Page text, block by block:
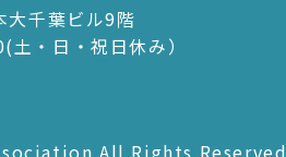
千葉ビル9階
・日・祝日休み）
All Rights Reserved.